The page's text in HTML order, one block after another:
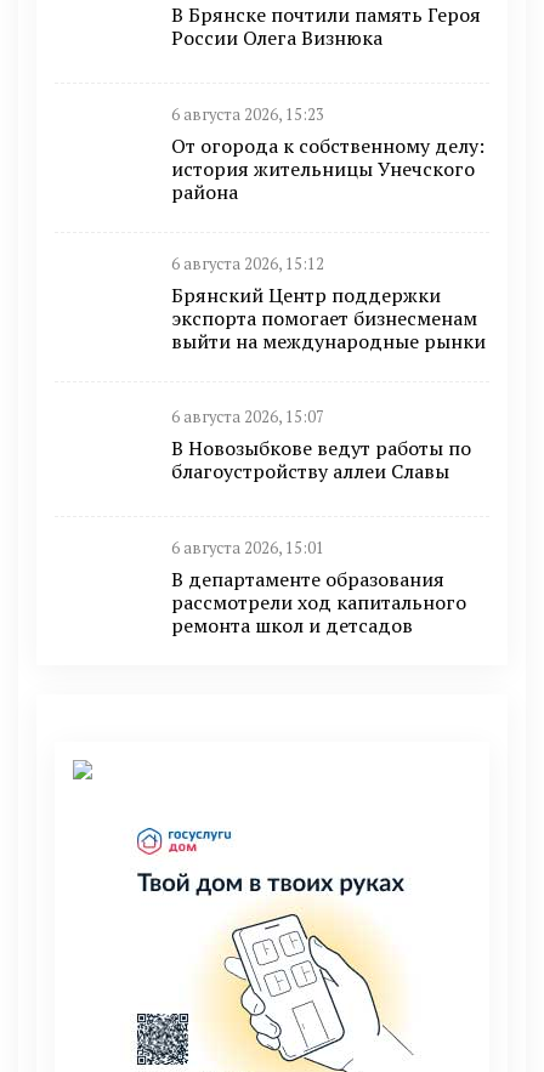
В Брянске почтили память Героя
России Олега Визнюка
6 августа 2026, 15:23
От огорода к собственному делу:
история жительницы Унечского
района
6 августа 2026, 15:12
Брянский Центр поддержки
экспорта помогает бизнесменам
выйти на международные рынки
6 августа 2026, 15:07
В Новозыбкове ведут работы по
благоустройству аллеи Славы
6 августа 2026, 15:01
В департаменте образования
рассмотрели ход капитального
ремонта школ и детсадов